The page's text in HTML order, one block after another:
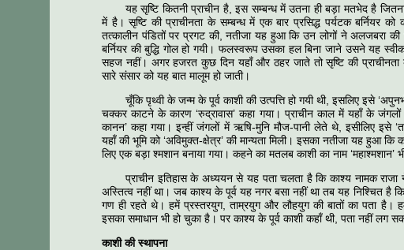
यह सृष्टि कितनी प्राचीन है, इस सम्बन्ध में उतना ही बड़ा मतभेद है जितना
में है। सृष्टि की प्राचीनता के सम्बन्ध में एक बार प्रसिद्ध पर्यटक
तत्कालीन पंडितों पर प्रगट की, नतीजा यह हुआ कि उन लोगों ने अलजबरा
बर्नियर की बुद्धि गोल हो गयी। फलस्वरूप उसका हल बिना जाने उसने यह
सहज नहीं। अगर हजरत कुछ दिन यहाँ और ठहर जाते तो सृष्टि की प्राचीनता
सारे संसार को यह बात मालूम हो जाती।
चूँकि पृथ्वी के जन्म के पूर्व काशी की उत्पत्ति हो गयी थी, इसलिए इसे
चक्कर काटने के कारण ‘रुद्रावास’ कहा गया। प्राचीन काल में यहाँ के
कानन’ कहा गया। इन्हीं जंगलों में ऋषि-मुनि मौज-पानी लेते थे, इसीलिए इसे
यहाँ की भूमि को ‘अविमुक्त-क्षेत्र’ की मान्यता मिली। इसका नतीजा यह हुआ
लिए एक बड़ा श्मशान बनाया गया। कहने का मतलब काशी का नाम ‘महाश्मशान’
प्राचीन इतिहास के अध्ययन से यह पता चलता है कि काश्य नामक राजा
अस्तित्व नहीं था। जब काश्य के पूर्व यह नगर बसा नहीं था तब यह निश्चित है
गण ही रहते थे। हमें प्रस्तरयुग, ताम्रयुग और लौहयुग की बातों का पता है।
इसका समाधान भी हो चुका है। पर काश्य के पूर्व काशी कहाँ थी, पता नहीं लग
काशी की स्थापना